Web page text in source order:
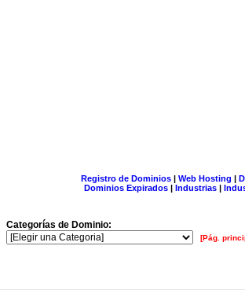
Registro de Dominios| Web Hosting |
Dominios Expirados | Industrias |
Categorías de Dominio:
[Pág.